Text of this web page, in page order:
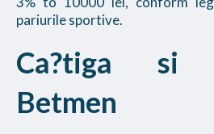
pariurile sportive.
Ca?tiga si
Betmen